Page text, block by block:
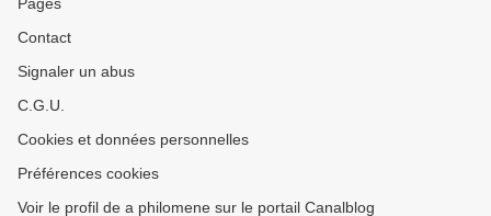
Contact
Signaler un abus
C.G.U.
Cookies et données personnelles
Préférences cookies
Voir le profil de a philomene sur le portail Canalblog